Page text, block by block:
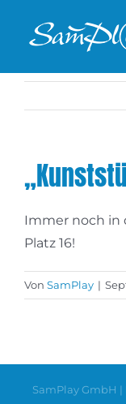
Inhalt
Immer noch in
Platz 16!
Von SamPlay |
SamPlay GmbH |